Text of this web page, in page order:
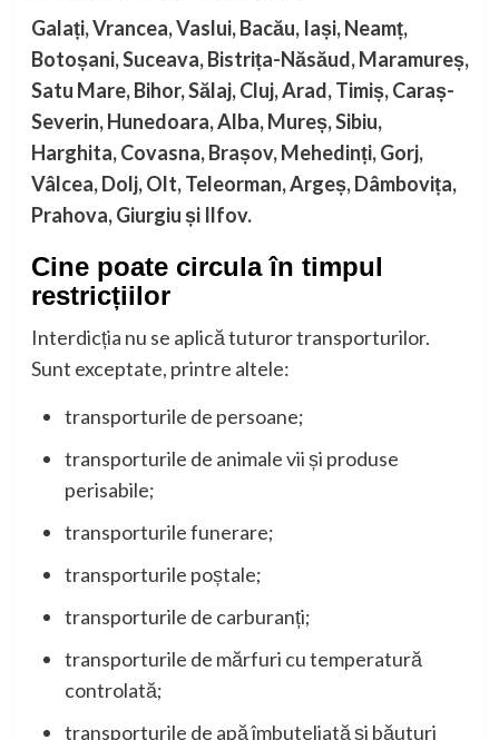
Galați, Vrancea, Vaslui, Bacău, Iași, Neamț,
Botoșani, Suceava, Bistrița-Năsăud, Maramureș,
Satu Mare, Bihor, Sălaj, Cluj, Arad, Timiș, Caraș-
Severin, Hunedoara, Alba, Mureș, Sibiu,
Harghita, Covasna, Brașov, Mehedinți, Gorj,
Vâlcea, Dolj, Olt, Teleorman, Argeș, Dâmbovița,
Prahova, Giurgiu și Ilfov.
Cine poate circula în timpul
restricțiilor
Interdicția nu se aplică tuturor transporturilor.
Sunt exceptate, printre altele:
transporturile de persoane;
transporturile de animale vii și produse
perisabile;
transporturile funerare;
transporturile poștale;
transporturile de carburanți;
transporturile de mărfuri cu temperatură
controlată;
transporturile de apă îmbuteliată și băuturi